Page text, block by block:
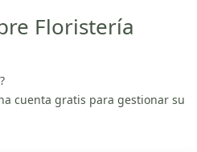
Floristería
cuenta gratis para gestionar su